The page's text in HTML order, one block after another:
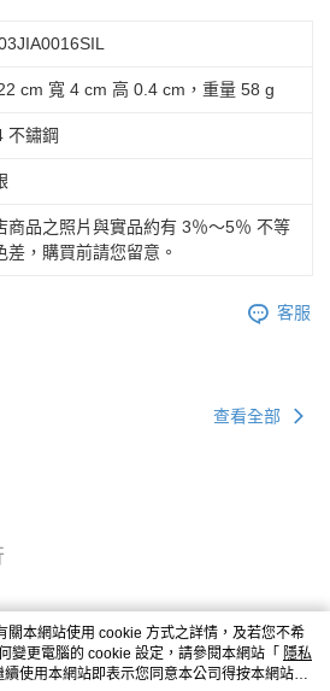
cm 寬 4 cm 高 0.4 cm，重量 58 g
不鏽鋼
商品之照片與實品約有 3％～5％ 不等
差，購買前請您留意。
客服
查看全部
關本網站使用 cookie 方式之詳情，及若您不希
變更電腦的 cookie 設定，請參閱本網站「 隱私
續使用本網站即表示您同意本公司得按本網站使